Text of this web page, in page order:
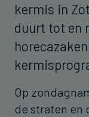
kermis in
duurt tot en
Op
de straten en